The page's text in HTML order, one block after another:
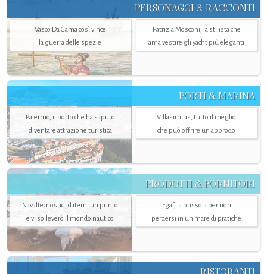
PERSONAGGI & RACCONTI
Vasco Da Gama così vince
la guerra delle spezie
Patrizia Mosconi, la stilista che
ama vestire gli yacht più eleganti
PORTI & MARINA
Palermo, il porto che ha saputo
diventare attrazione turistica
Villasimius, tutto il meglio
che può offrire un approdo
PRODOTTI & FORNITORI
Navaltecnosud, datemi un punto
e vi solleverò il mondo nautico
Egaf, la bussola per non
perdersi in un mare di pratiche